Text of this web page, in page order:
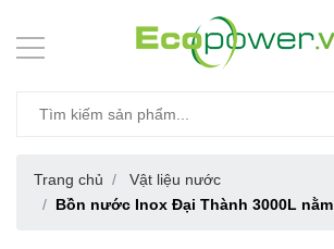
Trang chủ
Vật liệu nước
Bồn nước Inox Đại Thành 3000L nằm